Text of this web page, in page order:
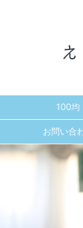
100均
お問い合